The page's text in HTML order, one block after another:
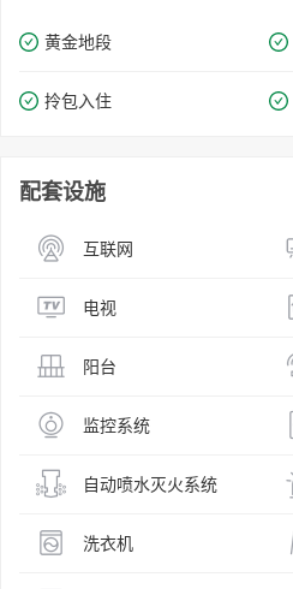
黄金地段
拎包入住
配套设施
互联网
电视
阳台
监控系统
自动喷水灭火系统
洗衣机